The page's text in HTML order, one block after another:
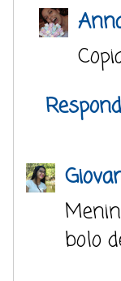
bolo